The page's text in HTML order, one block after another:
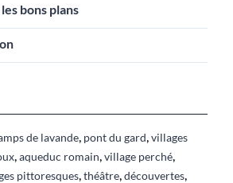
bons plans
de lavande, pont du gard,villages
,aqueduc romain,village perché,
pittoresques,théâtre,découvertes,